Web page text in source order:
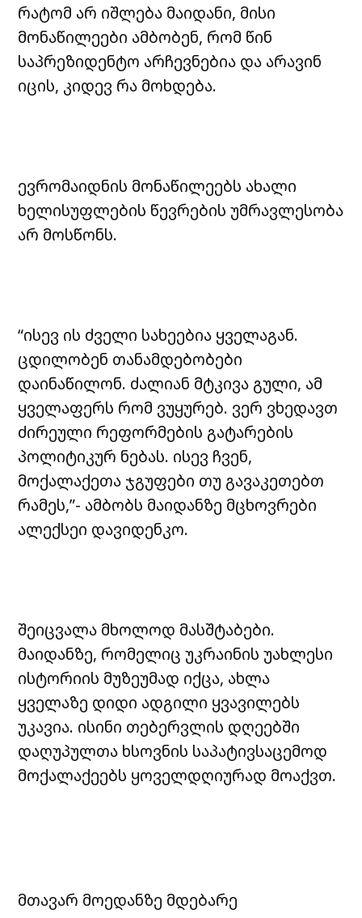
რატომ არ იშლება მაიდანი, მისი
მონაწილეები ამბობენ, რომ წინ
საპრეზიდენტო არჩევნებია და არავინ
იცის, კიდევ რა მოხდება.
ევრომაიდნის მონაწილეებს ახალი
ხელისუფლების წევრების უმრავლესობა
არ მოსწონს.
“ისევ ის ძველი სახეებია ყველაგან.
ცდილობენ თანამდებობები
დაინაწილონ. ძალიან მტკივა გული, ამ
ყველაფერს რომ ვუყურებ. ვერ ვხედავთ
ძირეული რეფორმების გატარების
პოლიტიკურ ნებას. ისევ ჩვენ,
მოქალაქეთა ჯგუფები თუ გავაკეთებთ
რამეს,”- ამბობს მაიდანზე მცხოვრები
ალექსეი დავიდენკო.
შეიცვალა მხოლოდ მასშტაბები.
მაიდანზე, რომელიც უკრაინის უახლესი
ისტორიის მუზეუმად იქცა, ახლა
ყველაზე დიდი ადგილი ყვავილებს
უკავია. ისინი თებერვლის დღეებში
დაღუპულთა ხსოვნის საპატივსაცემოდ
მოქალაქეებს ყოველდღიურად მოაქვთ.
მთავარ მოედანზე მდებარე